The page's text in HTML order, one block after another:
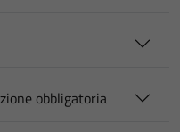
obbligatoria